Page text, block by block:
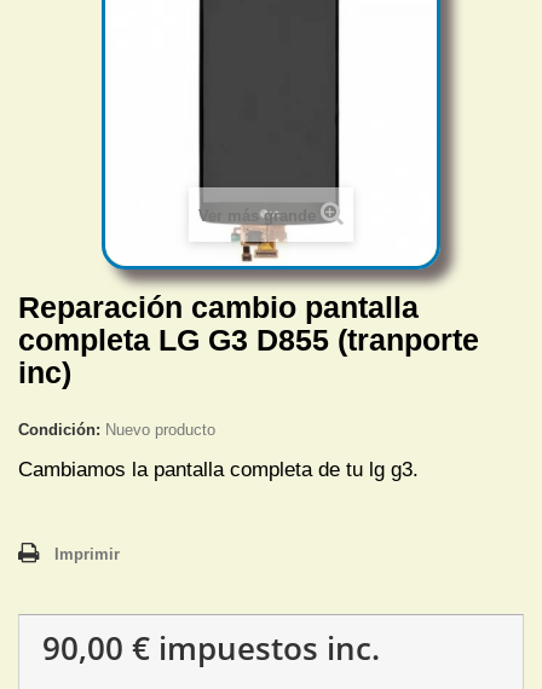
Ver más grande
Reparación cambio pantalla
completa LG G3 D855 (tranporte
inc)
Condición: Nuevo producto
Cambiamos la pantalla completa de tu lg g3.
Imprimir
90,00 € impuestos inc.